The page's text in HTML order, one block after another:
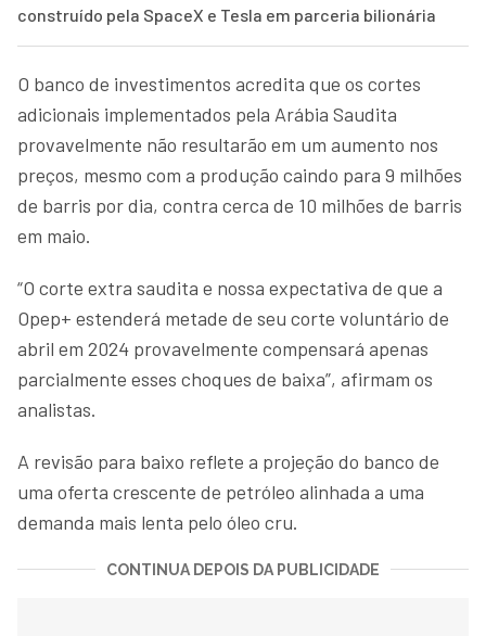
construído pela SpaceX e Tesla em parceria bilionária
O banco de investimentos acredita que os cortes
adicionais implementados pela Arábia Saudita
provavelmente não resultarão em um aumento nos
preços, mesmo com a produção caindo para 9 milhões
de barris por dia, contra cerca de 10 milhões de barris
em maio.
“O corte extra saudita e nossa expectativa de que a
Opep+ estenderá metade de seu corte voluntário de
abril em 2024 provavelmente compensará apenas
parcialmente esses choques de baixa”, afirmam os
analistas.
A revisão para baixo reflete a projeção do banco de
uma oferta crescente de petróleo alinhada a uma
demanda mais lenta pelo óleo cru.
CONTINUA DEPOIS DA PUBLICIDADE